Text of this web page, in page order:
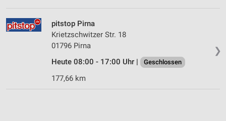
❯
pitstop Pirna
Krietzschwitzer Str. 18
01796 Pirna
Heute 08:00 - 17:00 Uhr |
Geschlossen
177,66 km